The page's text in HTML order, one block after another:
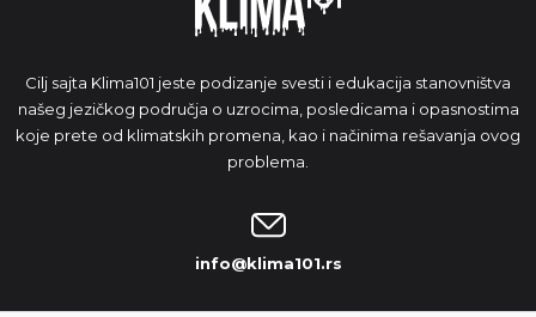
Cilj sajta Klima101 jeste podizanje svesti i edukacija stanovništva
našeg jezičkog područja o uzrocima, posledicama i opasnostima
koje prete od klimatskih promena, kao i načinima rešavanja ovog
problema.
info@klima101.rs